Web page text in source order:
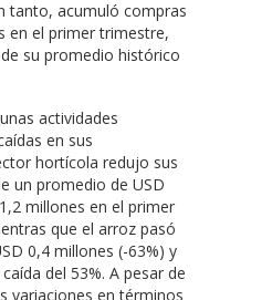
tanto, acumuló compras
en el primer trimestre,
su promedio histórico
actividades
en sus
hortícola redujo sus
un promedio de USD
millones en el primer
que el arroz pasó
0,4 millones (-63%) y
del 53%. A pesar de
variaciones en términos